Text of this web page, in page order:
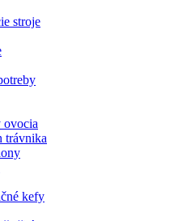
stroje
trávnika
kefy